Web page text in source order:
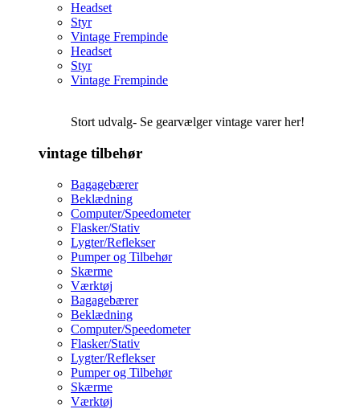
Headset
Styr
Vintage Frempinde
Headset
Styr
Vintage Frempinde
Stort udvalg- Se gearvælger vintage varer her!
vintage tilbehør
Bagagebærer
Beklædning
Computer/Speedometer
Flasker/Stativ
Lygter/Reflekser
Pumper og Tilbehør
Skærme
Værktøj
Bagagebærer
Beklædning
Computer/Speedometer
Flasker/Stativ
Lygter/Reflekser
Pumper og Tilbehør
Skærme
Værktøj